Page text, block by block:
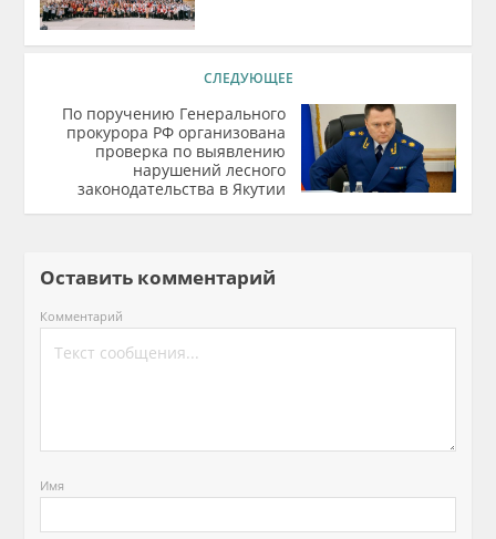
СЛЕДУЮЩЕЕ
По поручению Генерального
прокурора РФ организована
проверка по выявлению
нарушений лесного
законодательства в Якутии
Оставить комментарий
Комментарий
Имя